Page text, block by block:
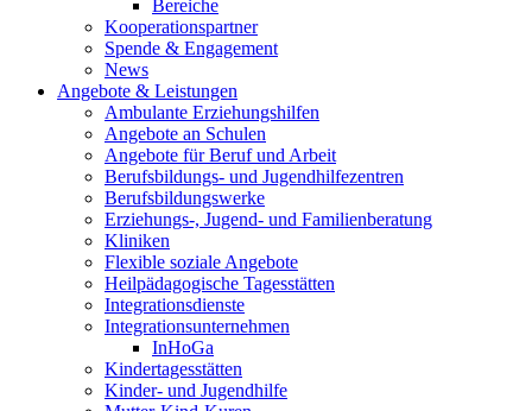
Bereiche
Kooperationspartner
Spende & Engagement
News
Angebote & Leistungen
Ambulante Erziehungshilfen
Angebote an Schulen
Angebote für Beruf und Arbeit
Berufsbildungs- und Jugendhilfezentren
Berufsbildungswerke
Erziehungs-, Jugend- und Familienberatung
Kliniken
Flexible soziale Angebote
Heilpädagogische Tagesstätten
Integrationsdienste
Integrationsunternehmen
InHoGa
Kindertagesstätten
Kinder- und Jugendhilfe